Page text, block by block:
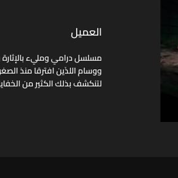
العميل
مسلسل درامي ومليء
ووسام اللذَين افترقا منذ
لتنكشف بذلك الكثير من